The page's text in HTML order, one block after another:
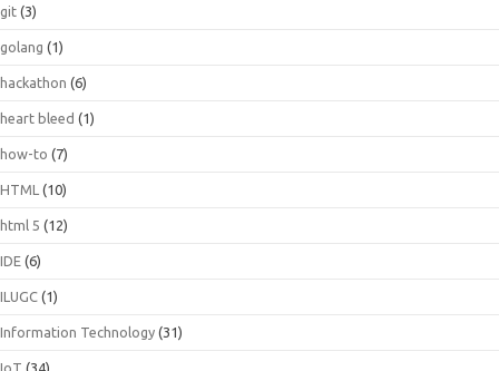
git (3)
golang (1)
hackathon (6)
heart bleed (1)
how-to (7)
HTML (10)
html 5 (12)
IDE (6)
ILUGC (1)
Information Technology (31)
IoT (34)